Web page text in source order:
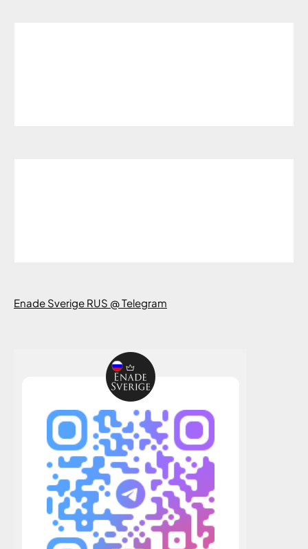
Enade Sverige RUS @ Telegram